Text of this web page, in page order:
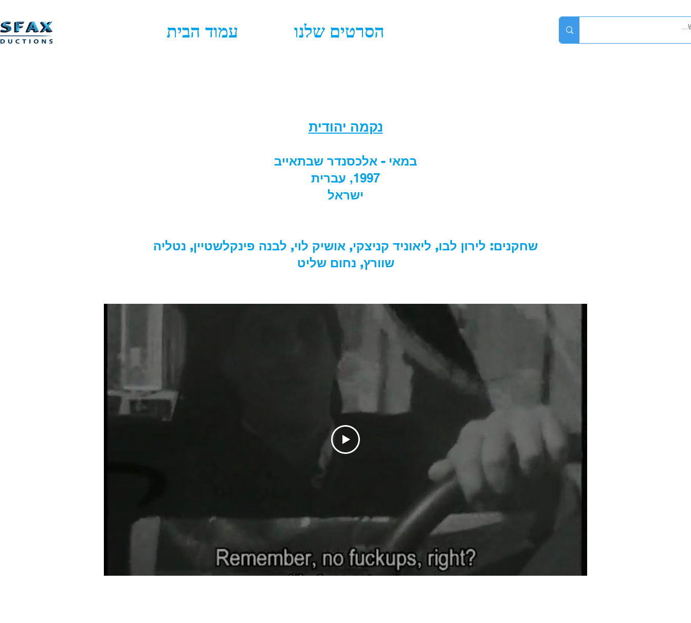
עמוד הבית הסרטים שלנו
נקמה יהודית
במאי - אלכסנדר שבתאייב
1997, עברית
ישראל
שחקנים: לירון לבו, ליאוניד קניצקי, אושיק לוי, לבנה פינקלשטיין, נטליה
שוורץ, נחום שליט